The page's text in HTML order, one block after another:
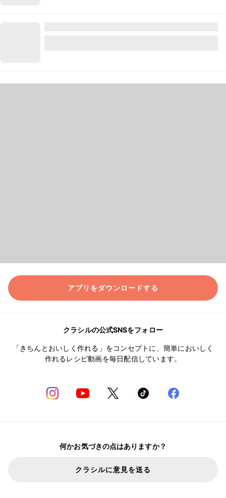
アプリをダウンロードする
クラシルの公式SNSをフォロー
「きちんとおいしく作れる」をコンセプトに、簡単においしく
作れるレシピ動画を毎日配信しています。
何かお気づきの点はありますか？
クラシルに意見を送る